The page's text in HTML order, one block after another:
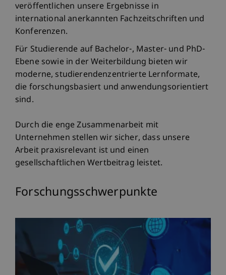
veröffentlichen unsere Ergebnisse in
international anerkannten Fachzeitschriften und
Konferenzen.
Für Studierende auf Bachelor-, Master- und PhD-
Ebene sowie in der Weiterbildung bieten wir
moderne, studierendenzentrierte Lernformate,
die forschungsbasiert und anwendungsorientiert
sind.
Durch die enge Zusammenarbeit mit
Unternehmen stellen wir sicher, dass unsere
Arbeit praxisrelevant ist und einen
gesellschaftlichen Wertbeitrag leistet.
Forschungsschwerpunkte